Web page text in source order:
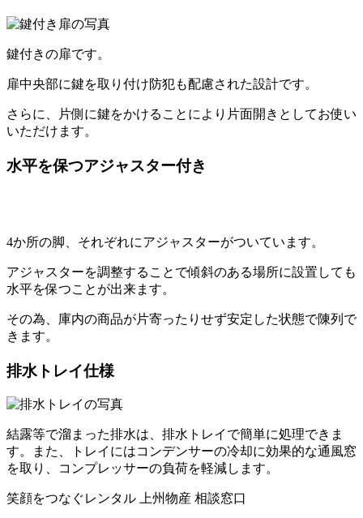
鍵付きの扉です。
扉中央部に鍵を取り付け防犯も配慮された設計です。
さらに、片側に鍵をかけることにより片面開きとしてお使い
いただけます。
水平を保つアジャスター付き
4か所の脚、それぞれにアジャスターがついています。
アジャスターを調整することで傾斜のある場所に設置しても
水平を保つことが出来ます。
その為、庫内の商品が片寄ったりせず安定した状態で陳列で
きます。
排水トレイ仕様
結露等で溜まった排水は、排水トレイで簡単に処理できま
す。また、トレイにはコンデンサーの冷却に効果的な通風窓
を取り、コンプレッサーの負荷を軽減します。
笑顔をつなぐレンタル 上州物産 相談窓口